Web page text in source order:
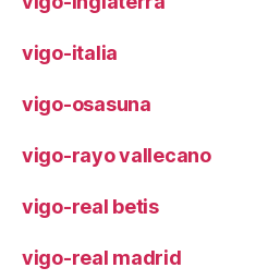
vigo-italia
vigo-osasuna
vigo-rayo vallecano
vigo-real betis
vigo-real madrid